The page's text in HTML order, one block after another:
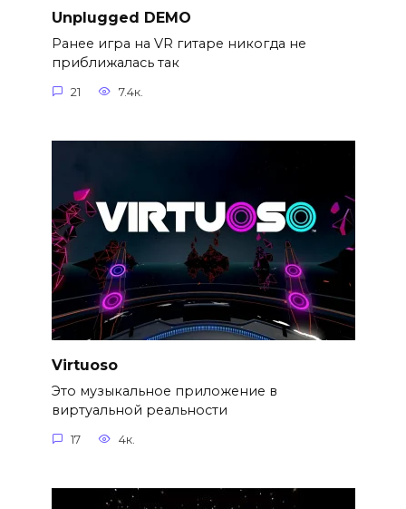
Unplugged DEMO
Ранее игра на VR гитаре никогда не
приближалась так
21 7.4к.
Virtuoso
Это музыкальное приложение в
виртуальной реальности
17 4к.